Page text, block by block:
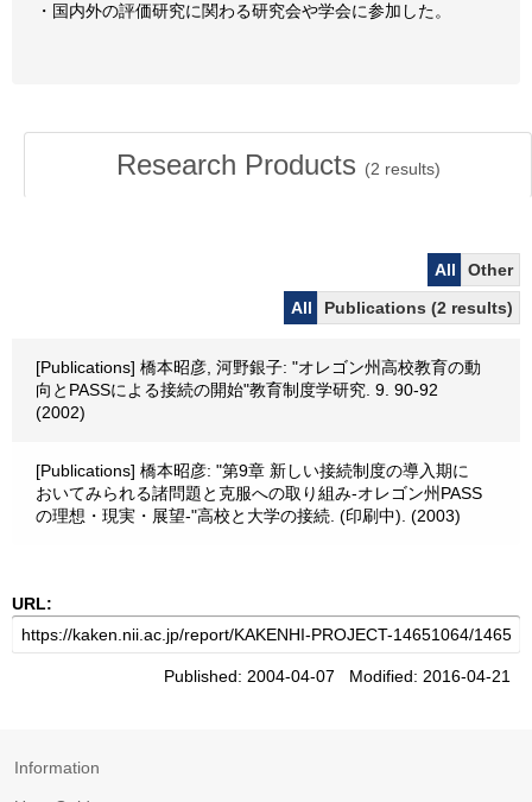
・国内外の評価研究に関わる研究会や学会に参加した。
Research Products (2 results)
All
Other
All
Publications (2 results)
[Publications] 橋本昭彦, 河野銀子: "オレゴン州高校教育の動
向とPASSによる接続の開始"教育制度学研究. 9. 90-92
(2002)
[Publications] 橋本昭彦: "第9章 新しい接続制度の導入期に
おいてみられる諸問題と克服への取り組み-オレゴン州PASS
の理想・現実・展望-"高校と大学の接続. (印刷中). (2003)
URL:
Published: 2004-04-07 Modified: 2016-04-21
Information